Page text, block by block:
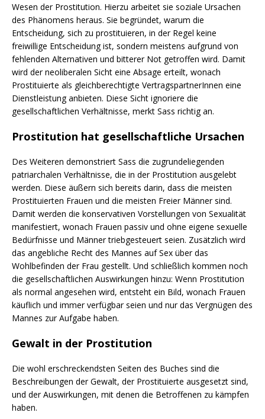
Wesen der Prostitution. Hierzu arbeitet sie soziale Ursachen
des Phänomens heraus. Sie begründet, warum die
Entscheidung, sich zu prostituieren, in der Regel keine
freiwillige Entscheidung ist, sondern meistens aufgrund von
fehlenden Alternativen und bitterer Not getroffen wird. Damit
wird der neoliberalen Sicht eine Absage erteilt, wonach
Prostituierte als gleichberechtigte VertragspartnerInnen eine
Dienstleistung anbieten. Diese Sicht ignoriere die
gesellschaftlichen Verhältnisse, merkt Sass richtig an.
Prostitution hat gesellschaftliche Ursachen
Des Weiteren demonstriert Sass die zugrundeliegenden
patriarchalen Verhältnisse, die in der Prostitution ausgelebt
werden. Diese äußern sich bereits darin, dass die meisten
Prostituierten Frauen und die meisten Freier Männer sind.
Damit werden die konservativen Vorstellungen von Sexualität
manifestiert, wonach Frauen passiv und ohne eigene sexuelle
Bedürfnisse und Männer triebgesteuert seien. Zusätzlich wird
das angebliche Recht des Mannes auf Sex über das
Wohlbefinden der Frau gestellt. Und schließlich kommen noch
die gesellschaftlichen Auswirkungen hinzu: Wenn Prostitution
als normal angesehen wird, entsteht ein Bild, wonach Frauen
käuflich und immer verfügbar seien und nur das Vergnügen des
Mannes zur Aufgabe haben.
Gewalt in der Prostitution
Die wohl erschreckendsten Seiten des Buches sind die
Beschreibungen der Gewalt, der Prostituierte ausgesetzt sind,
und der Auswirkungen, mit denen die Betroffenen zu kämpfen
haben.